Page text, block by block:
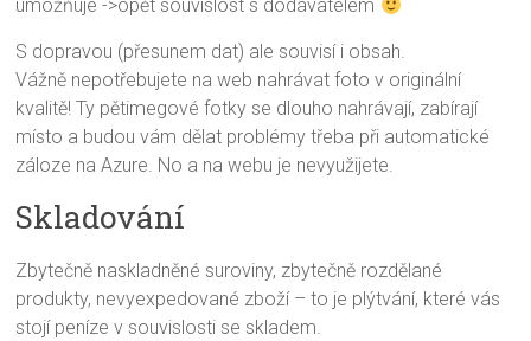
umožňuje ->opět souvislost s dodavatelem
S dopravou (přesunem dat) ale souvisí i obsah.
Vážně nepotřebujete na web nahrávat foto v originální
kvalitě! Ty pětimegové fotky se dlouho nahrávají, zabírají
místo a budou vám dělat problémy třeba při automatické
záloze na Azure. No a na webu je nevyužijete.
Skladování
Zbytečně naskladněné suroviny, zbytečně rozdělané
produkty, nevyexpedované zboží – to je plýtvání, které vás
stojí peníze v souvislosti se skladem.